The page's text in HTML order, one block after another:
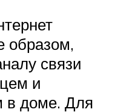
образом,
связи
и
в доме. Для